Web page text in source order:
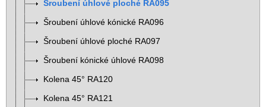
Šroubení úhlové ploché RA095
Šroubení úhlové kónické RA096
Šroubení úhlové ploché RA097
Šroubení kónické úhlové RA098
Kolena 45° RA120
Kolena 45° RA121